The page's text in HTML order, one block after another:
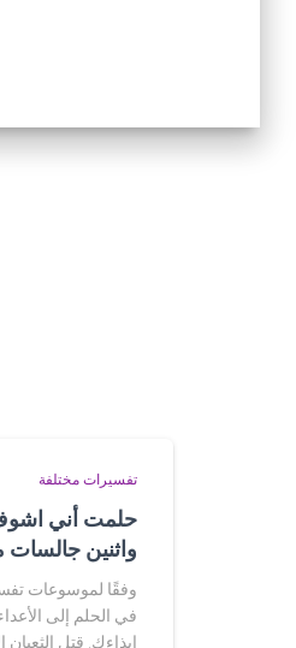
تفسيرات مختلفة
حلمت أني اشوف
واثنين
وفقًا لموسوعات
في الحلم إلى
إيذاءك. قتل